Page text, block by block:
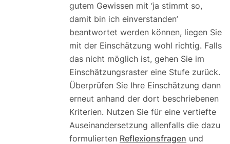
gutem Gewissen mit ‘ja stimmt so,
damit bin ich einverstanden’
beantwortet werden können, liegen Sie
mit der Einschätzung wohl richtig. Falls
das nicht möglich ist, gehen Sie im
Einschätzungsraster eine Stufe zurück.
Überprüfen Sie Ihre Einschätzung dann
erneut anhand der dort beschriebenen
Kriterien. Nutzen Sie für eine vertiefte
Auseinandersetzung allenfalls die dazu
formulierten Reflexionsfragen und